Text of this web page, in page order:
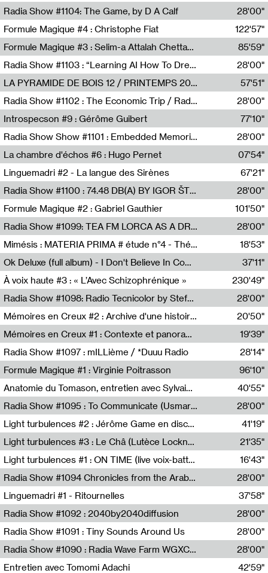
Anne Simon
Radia Show #1104: The Game, by D A Calf
Radio One NZ
28'00"
Formule Magique #4 : Christophe Fiat
Nathalie Lacroix
122'57"
Formule Magique #3 : Selim-a Attalah Chettaoui
Nathalie Lacroix,Selim-a Attalah Chettaoui
85'59"
Radia Show #1103 : “Learning AI How To Dream” by Sebastian Dingens (Radio Campus Bruxelles)
Radio Campus Bruxelles
28'00"
LA PYRAMIDE DE BOIS 12 / PRINTEMPS 2026
Sammy Stein
57'51"
Radia Show #1102 : The Economic Trip / Radio Grenouille
Radio Grenouille
28'00"
Introspecson #9 : Gérôme Guibert
Pierre Henry,Gérôme Guibert
77'10"
Radia Show Show #1101 : Embedded Memories by Jimmy Peggie / radioart106
Jimmy Peggie,radioart106
28'00"
La chambre d'échos #6 : Hugo Pernet
Revue Les Chambres,Hugo Pernet
07'54"
Linguemadri #2 - La langue des Sirènes
Meris Angioletti
67'21"
Radia Show #1100 : 74.48 DB(A) BY IGOR ŠTROMAJER FOR RADIO X
radio x
28'00"
Formule Magique #2 : Gabriel Gauthier
Nathalie Lacroix,Gabriel Gauthier
101'50"
Radia Show #1099: TEA FM LORCA AS A DREAM
TEAFM
28'00"
Mimésis : MATERIA PRIMA # étude n°4 - Théâtre de l’Aquarium
Francesco Russo,Scuola della Crisi
18'53"
Ok Deluxe (full album) - I Don't Believe In Computing
37'11"
À voix haute #3 : « L’Avec Schizophrénique »
230'49"
Radia Show #1098: Radio Tecnicolor by Stefan Nussbaumer & Georg Zichy (Radio Orange 94.0)
Radio Orange 94.0
28'00"
Mémoires en Creux #2 : Archive d'une histoire artistique
Sophie Auger-Grappin
20'50"
Mémoires en Creux #1 : Contexte et panorama
Sophie Auger-Grappin
19'39"
Radia Show #1097 : mILLième / *Duuu Radio
28'14"
Formule Magique #1 : Virginie Poitrasson
Nathalie Lacroix,Virginie Poitrasson
96'10"
Anatomie du Tomason, entretien avec Sylvain Cardonnel
Loraine Baud,Sylvain Cardonnel
40'55"
Radia Show #1095 : To Communicate (Usmaradio)
Usmaradio
28'00"
Light turbulences #2 : Jérôme Game en discussion avec Thomas Corlin
41'19"
Light turbulences #3 : Le Châ (Lutèce Lockness)
Lutèce Lockness
21'35"
Light turbulences #1 : ON TIME (live voix-batterie) avec Jérôme Game & Jean-Michel Espitallier
Jérôme Game,Jean-Michel Espitallier
16'43"
Radia Show #1094 Chronicles from the Arab Cold War by Ghazi Barakat
Reboot.fm
28'00"
Linguemadri #1 - Ritournelles
Meris Angioletti
37'58"
Radia Show #1092 : 2040by2040diffusion
Diffusion FM
28'00"
Radia Show #1091 : Tiny Sounds Around Us
Radio Študent
28'00"
Radia Show #1090 : Radia Wave Farm WGXC Corey De Juan Sherrard Jr Startalk
Wave Farm
28'00"
Entretien avec Tomomi Adachi
42'59"